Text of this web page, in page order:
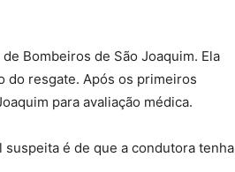
Bombeiros de São Joaquim. Ela
do resgate. Após os primeiros
para avaliação médica.
suspeita é de que a condutora tenha